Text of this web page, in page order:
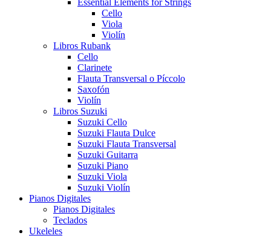
Essential Elements for Strings
Cello
Viola
Violín
Libros Rubank
Cello
Clarinete
Flauta Transversal o Píccolo
Saxofón
Violín
Libros Suzuki
Suzuki Cello
Suzuki Flauta Dulce
Suzuki Flauta Transversal
Suzuki Guitarra
Suzuki Piano
Suzuki Viola
Suzuki Violín
Pianos Digitales
Pianos Digitales
Teclados
Ukeleles